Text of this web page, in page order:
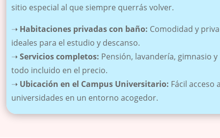
sitio especial al que siempre querrás volver.
➝ Habitaciones privadas con baño: Comodidad y
ideales para el estudio y descanso.
➝Servicios completos: Pensión, lavandería, gimnasio y
todo incluido en el precio.
➝ Ubicación en el Campus Universitario: Fácil acceso
universidades en un entorno acogedor.